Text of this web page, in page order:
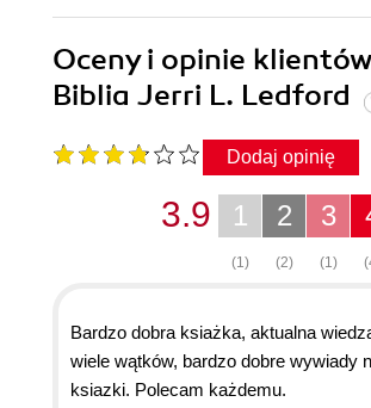
Oceny i opinie
Biblia Jerri L. Ledford
Dodaj opinię
3
(1)
2
(2)
1
(1)
3.9
Bardzo dobra ksiażka, aktualna
wiele wątków, bardzo dobre wywiady
ksiazki. Polecam każdemu.